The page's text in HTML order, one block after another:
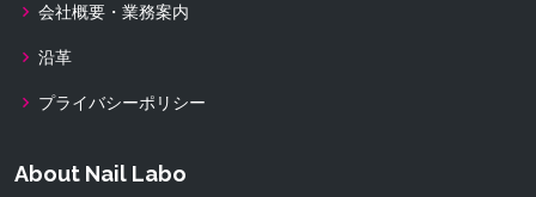
会社概要・業務案内
沿革
プライバシーポリシー
About Nail Labo